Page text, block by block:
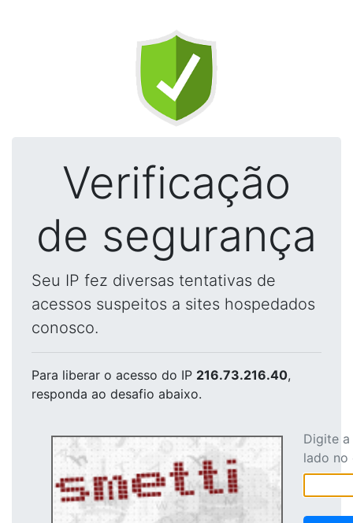
Verificação
de segurança
Seu IP fez diversas tentativas de
acessos suspeitos a sites hospedados
conosco.
Para liberar o acesso do IP 216.73.216.40,
responda ao desafio abaixo.
Digite
lado no